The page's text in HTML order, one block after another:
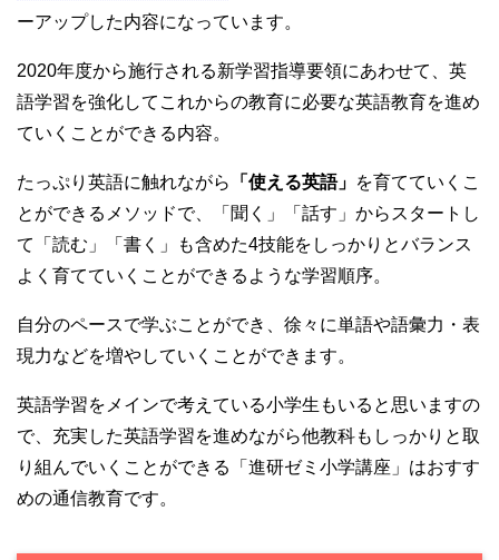
ーアップした内容になっています。
2020年度から施行される新学習指導要領にあわせて、英
語学習を強化してこれからの教育に必要な英語教育を進め
ていくことができる内容。
たっぷり英語に触れながら 「使える英語」 を育てていくこ
とができるメソッドで、「聞く」「話す」からスタートし
て「読む」「書く」も含めた4技能をしっかりとバランス
よく育てていくことができるような学習順序。
自分のペースで学ぶことができ、徐々に単語や語彙力・表
現力などを増やしていくことができます。
英語学習をメインで考えている小学生もいると思いますの
で、充実した英語学習を進めながら他教科もしっかりと取
り組んでいくことができる「進研ゼミ小学講座」はおすす
めの通信教育です。